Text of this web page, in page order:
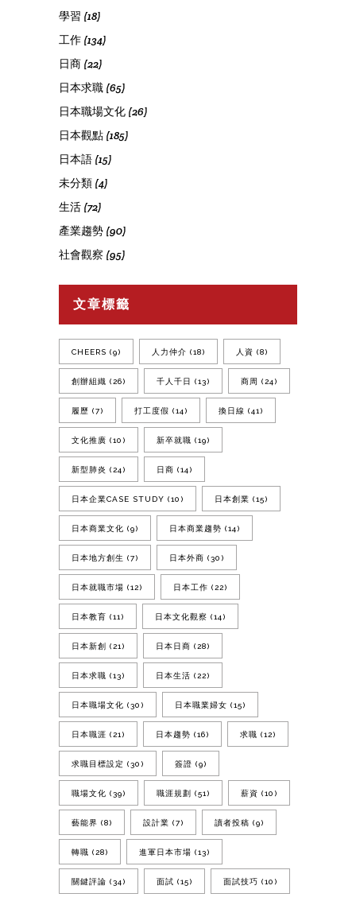
學習 (18)
工作 (134)
日商 (22)
日本求職 (65)
日本職場文化 (26)
日本觀點 (185)
日本語 (15)
未分類 (4)
生活 (72)
產業趨勢 (90)
社會觀察 (95)
文章標籤
CHEERS (9) 人力仲介 (18) 人資 (8)
創辦組織 (26) 千人千日 (13) 商周 (24)
履歷 (7) 打工度假 (14) 換日線 (41)
文化推廣 (10) 新卒就職 (19)
新型肺炎 (24) 日商 (14)
日本企業CASE STUDY (10) 日本創業 (15)
日本商業文化 (9) 日本商業趨勢 (14)
日本地方創生 (7) 日本外商 (30)
日本就職市場 (12) 日本工作 (22)
日本教育 (11) 日本文化觀察 (14)
日本新創 (21) 日本日商 (28)
日本求職 (13) 日本生活 (22)
日本職場文化 (30) 日本職業婦女 (15)
日本職涯 (21) 日本趨勢 (16) 求職 (12)
求職目標設定 (30) 簽證 (9)
職場文化 (39) 職涯規劃 (51) 薪資 (10)
藝能界 (8) 設計業 (7) 讀者投稿 (9)
轉職 (28) 進軍日本市場 (13)
關鍵評論 (34) 面試 (15) 面試技巧 (10)